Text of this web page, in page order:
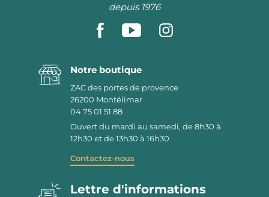
depuis 1976
Notre boutique
ZAC des portes de provence
26200 Montélimar
04 75 01 51 88
Ouvert du mardi au samedi, de 8h30 à
12h30 et de 13h30 à 16h30
Contactez-nous
Lettre d'informations